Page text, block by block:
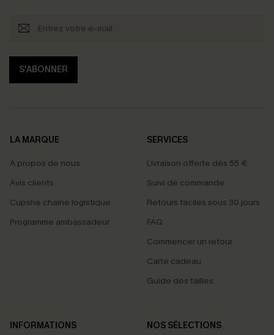
S'ABONNER
LA MARQUE
À propos de nous
Avis clients
Cupshe chaîne logistique
Programme ambassadeur
SERVICES
Livraison offerte dès 55 €
Suivi de commande
Retours faciles sous 30 jours
FAQ
Commencer un retour
Carte cadeau
Guide des tailles
INFORMATIONS
NOS SÉLECTIONS
PROFITEZ DE -15%